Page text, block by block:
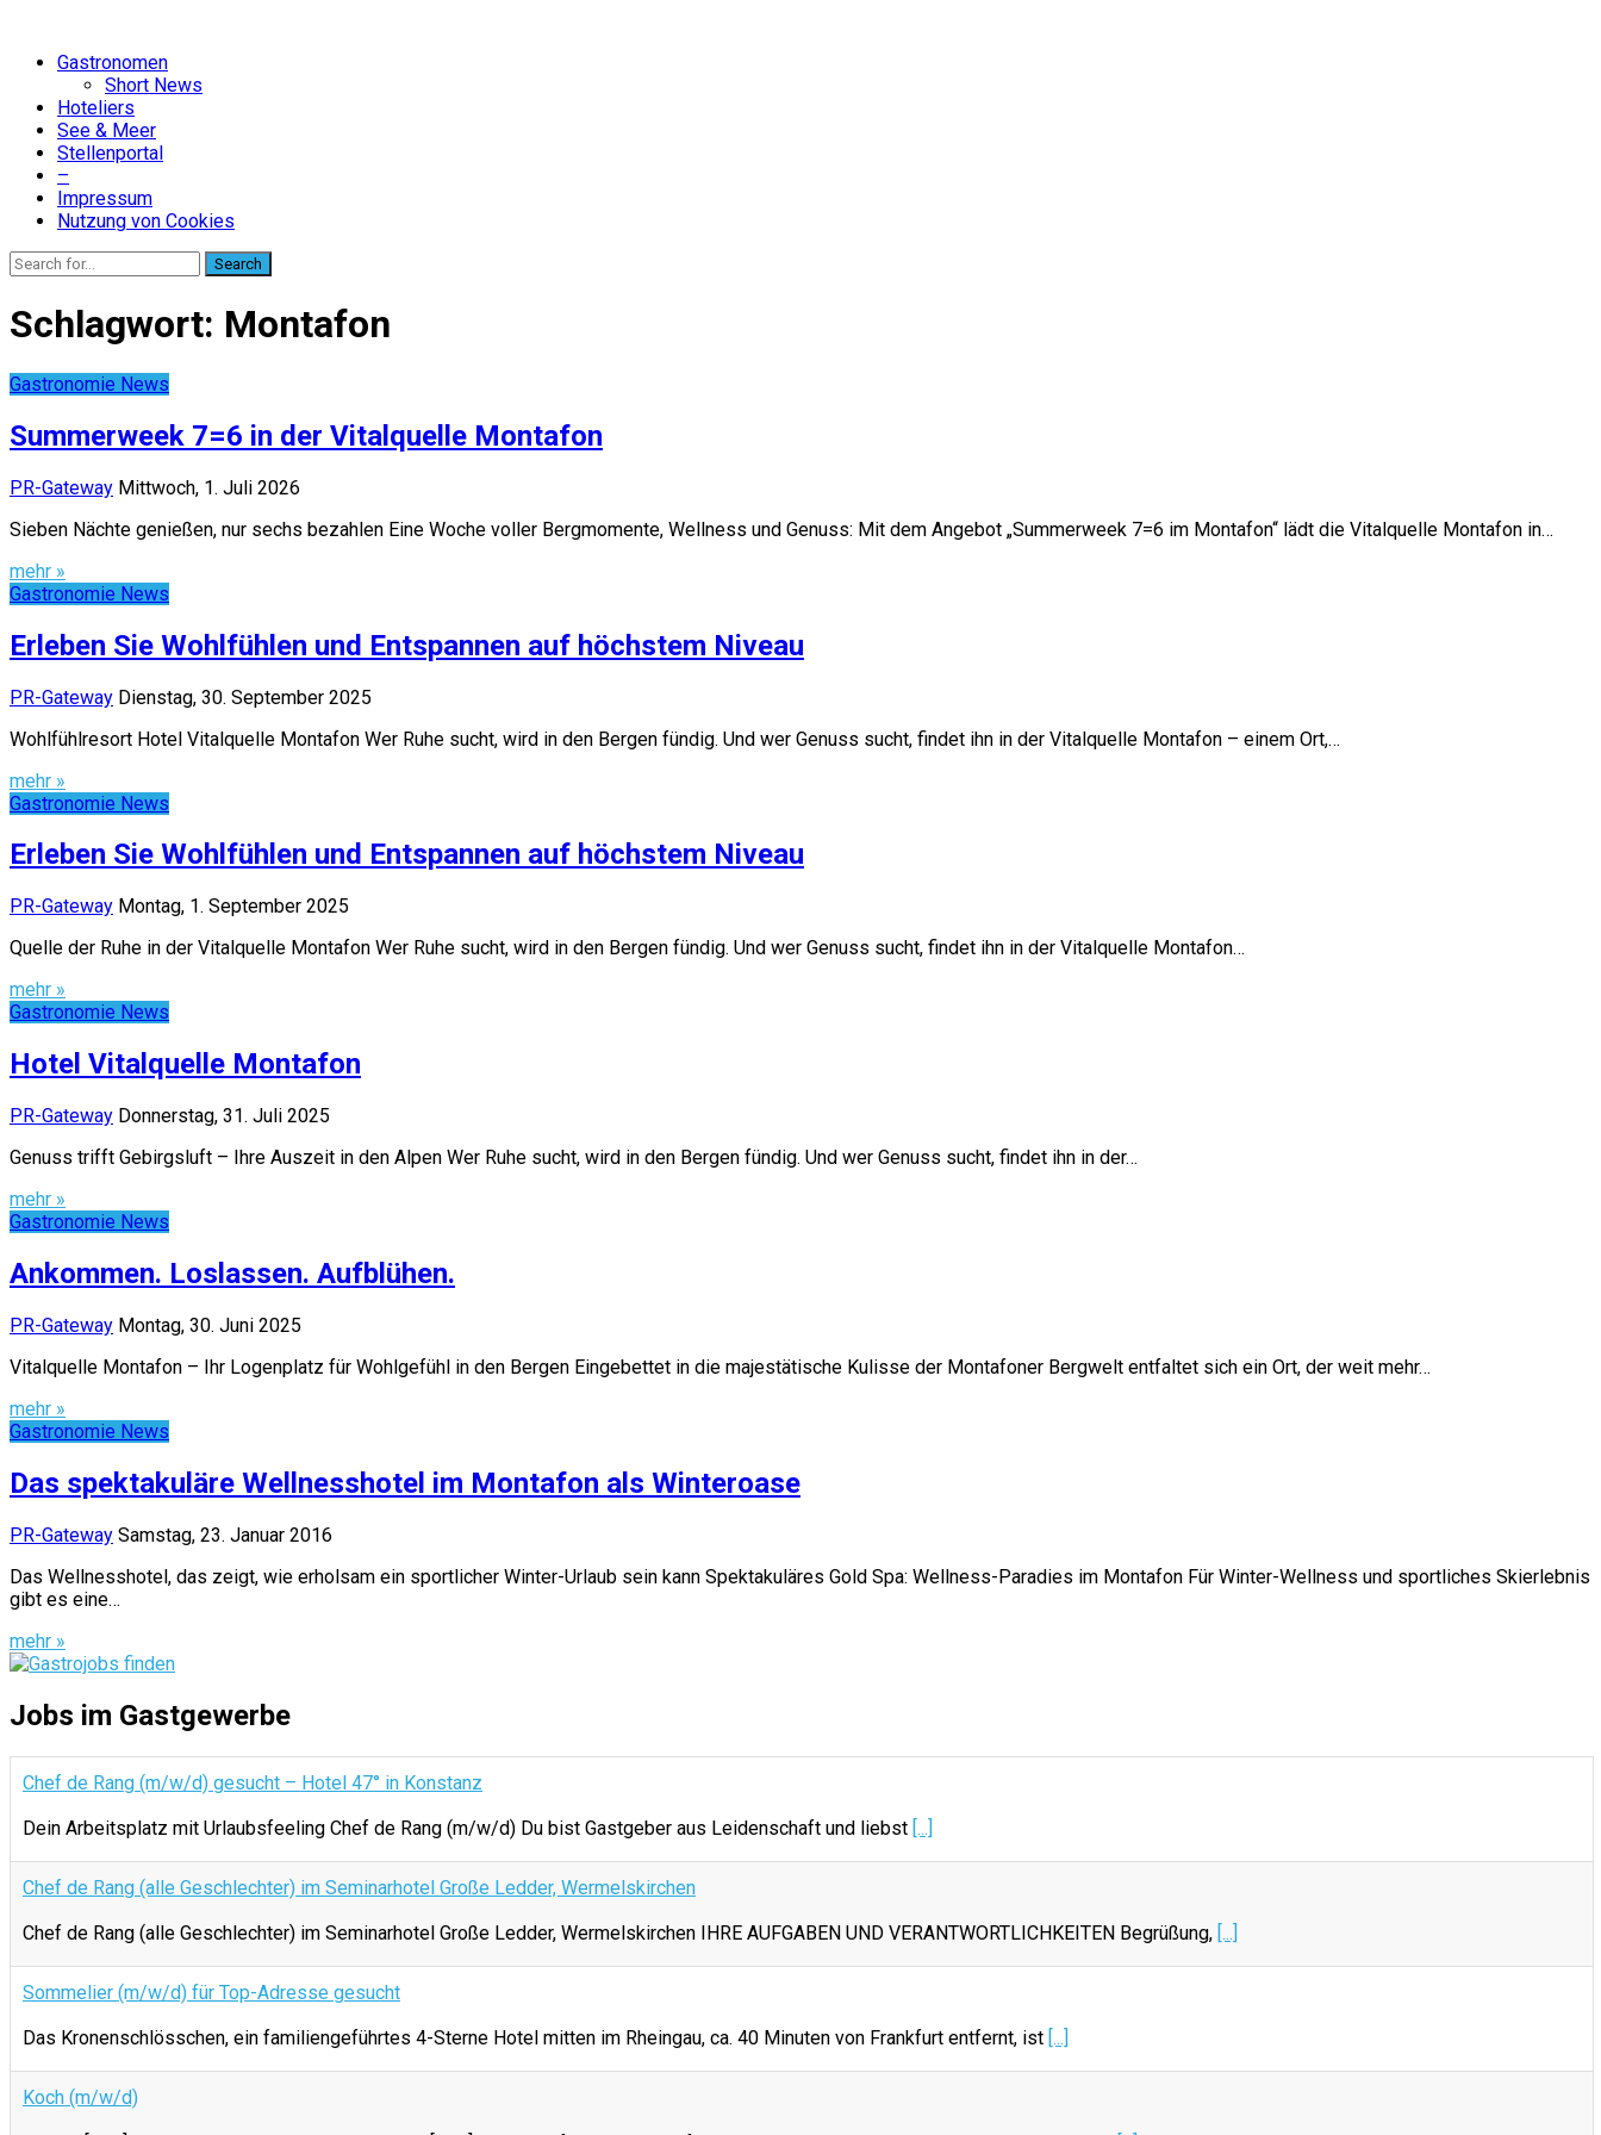
Gastronomen
Short News
Hoteliers
See & Meer
Stellenportal
–
Impressum
Nutzung von Cookies
Search
Schlagwort: Montafon
Gastronomie News
Summerweek 7=6 in der Vitalquelle Montafon
PR-Gateway Mittwoch, 1. Juli 2026
Sieben Nächte genießen, nur sechs bezahlen Eine Woche voller Bergmomente, Wellness und Genuss: Mit dem Angebot „Summerweek 7=6 im Montafon“ lädt die Vitalquelle Montafon in…
mehr »
Gastronomie News
Erleben Sie Wohlfühlen und Entspannen auf höchstem Niveau
PR-Gateway Dienstag, 30. September 2025
Wohlfühlresort Hotel Vitalquelle Montafon Wer Ruhe sucht, wird in den Bergen fündig. Und wer Genuss sucht, findet ihn in der Vitalquelle Montafon – einem Ort,…
mehr »
Gastronomie News
Erleben Sie Wohlfühlen und Entspannen auf höchstem Niveau
PR-Gateway Montag, 1. September 2025
Quelle der Ruhe in der Vitalquelle Montafon Wer Ruhe sucht, wird in den Bergen fündig. Und wer Genuss sucht, findet ihn in der Vitalquelle Montafon…
mehr »
Gastronomie News
Hotel Vitalquelle Montafon
PR-Gateway Donnerstag, 31. Juli 2025
Genuss trifft Gebirgsluft – Ihre Auszeit in den Alpen Wer Ruhe sucht, wird in den Bergen fündig. Und wer Genuss sucht, findet ihn in der…
mehr »
Gastronomie News
Ankommen. Loslassen. Aufblühen.
PR-Gateway Montag, 30. Juni 2025
Vitalquelle Montafon – Ihr Logenplatz für Wohlgefühl in den Bergen Eingebettet in die majestätische Kulisse der Montafoner Bergwelt entfaltet sich ein Ort, der weit mehr…
mehr »
Gastronomie News
Das spektakuläre Wellnesshotel im Montafon als Winteroase
PR-Gateway Samstag, 23. Januar 2016
Das Wellnesshotel, das zeigt, wie erholsam ein sportlicher Winter-Urlaub sein kann Spektakuläres Gold Spa: Wellness-Paradies im Montafon Für Winter-Wellness und sportliches Skierlebnis
gibt es eine…
mehr »
Jobs im Gastgewerbe
Chef de Rang (m/w/d) gesucht – Hotel 47° in Konstanz
Dein Arbeitsplatz mit Urlaubsfeeling Chef de Rang (m/w/d) Du bist Gastgeber aus Leidenschaft und liebst [...]
Chef de Rang (alle Geschlechter) im Seminarhotel Große Ledder, Wermelskirchen
Chef de Rang (alle Geschlechter) im Seminarhotel Große Ledder, Wermelskirchen IHRE AUFGABEN UND VERANTWORTLICHKEITEN Begrüßung, [...]
Sommelier (m/w/d) für Top-Adresse gesucht
Das Kronenschlösschen, ein familiengeführtes 4-Sterne Hotel mitten im Rheingau, ca. 40 Minuten von Frankfurt entfernt, ist [...]
Koch (m/w/d)